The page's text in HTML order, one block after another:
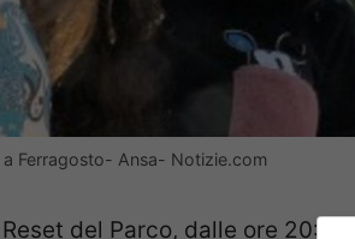
a Ferragosto- Ansa- Notizie.com
Reset del Parco, dalle ore